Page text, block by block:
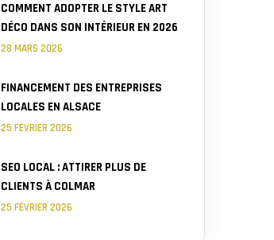
COMMENT ADOPTER LE STYLE ART
DÉCO DANS SON INTÉRIEUR EN 2026
28 MARS 2026
FINANCEMENT DES ENTREPRISES
LOCALES EN ALSACE
25 FÉVRIER 2026
SEO LOCAL : ATTIRER PLUS DE
CLIENTS À COLMAR
25 FÉVRIER 2026